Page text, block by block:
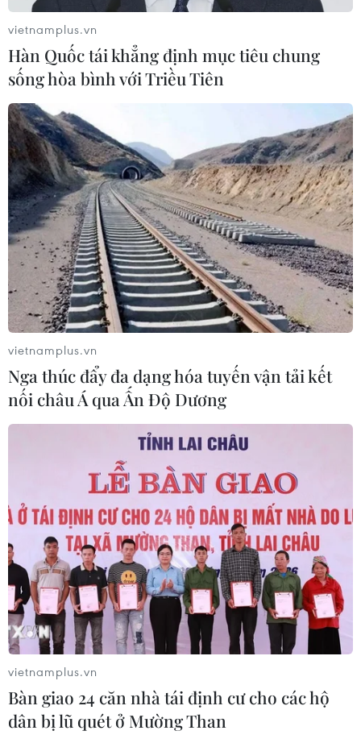
vietnamplus.vn
Hàn Quốc tái khẳng định mục tiêu chung
sống hòa bình với Triều Tiên
vietnamplus.vn
Nga thúc đẩy đa dạng hóa tuyến vận tải kết
nối châu Á qua Ấn Độ Dương
vietnamplus.vn
Bàn giao 24 căn nhà tái định cư cho các hộ
dân bị lũ quét ở Mường Than